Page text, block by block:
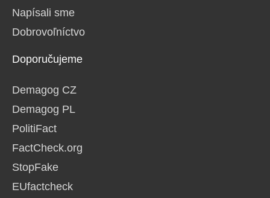
Napísali sme
Dobrovoľníctvo
Doporučujeme
Demagog CZ
Demagog PL
PolitiFact
FactCheck.org
StopFake
EUfactcheck